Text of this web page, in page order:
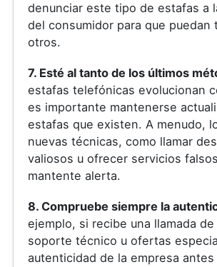
denunciar este tipo de estafas a
del consumidor para que
otros.
7. Esté al tanto de los últimos
estafas telefónicas evolucionan
es importante mantenerse
estafas que existen. A menudo,
nuevas técnicas, como llamar
valiosos u ofrecer servicios
mantente alerta.
8. Compruebe siempre la
ejemplo, si recibe una llamada
soporte técnico u ofertas
autenticidad de la empresa